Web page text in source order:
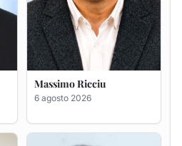
Renzo Murrai